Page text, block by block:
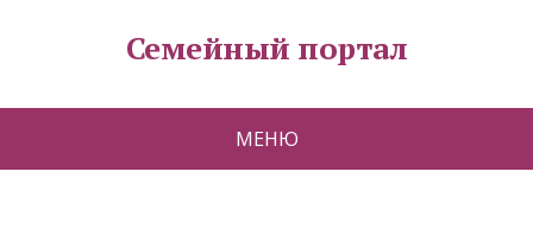
Семейный портал
МЕНЮ